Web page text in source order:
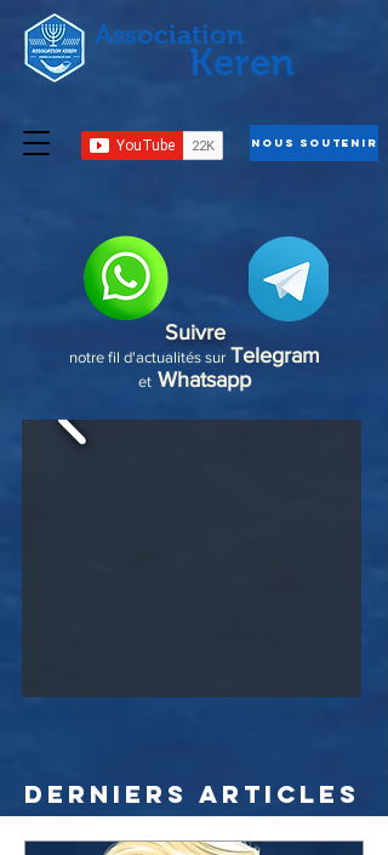
Association
Nous Soutenir
Keren
Suivre
notre fil d'actualités sur Telegram
et Whatsapp
Derniers articles